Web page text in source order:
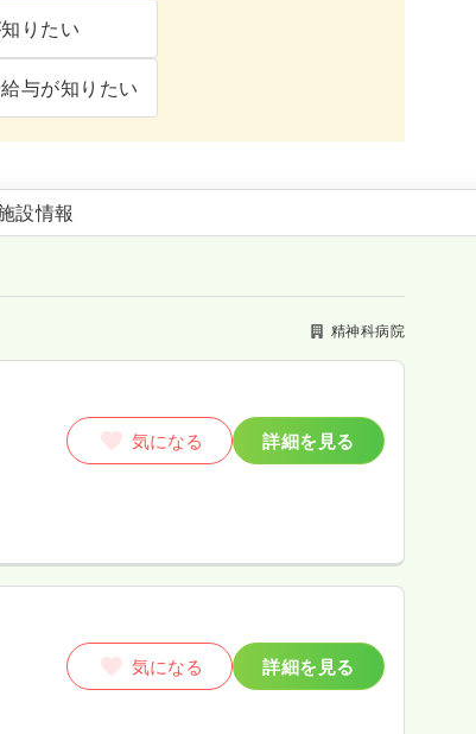
りたい
与が知りたい
院
設情報
精神科病院
気になる 詳細を見る
気になる 詳細を見る